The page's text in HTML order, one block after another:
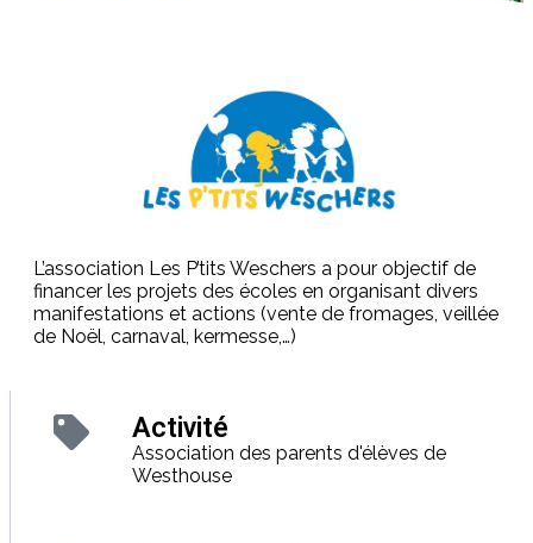
L’association Les P’tits Weschers a pour objectif de
financer les projets des écoles en organisant divers
manifestations et actions (vente de fromages, veillée
de Noël, carnaval, kermesse,…)
Activité
Association des parents d'élèves de
Westhouse